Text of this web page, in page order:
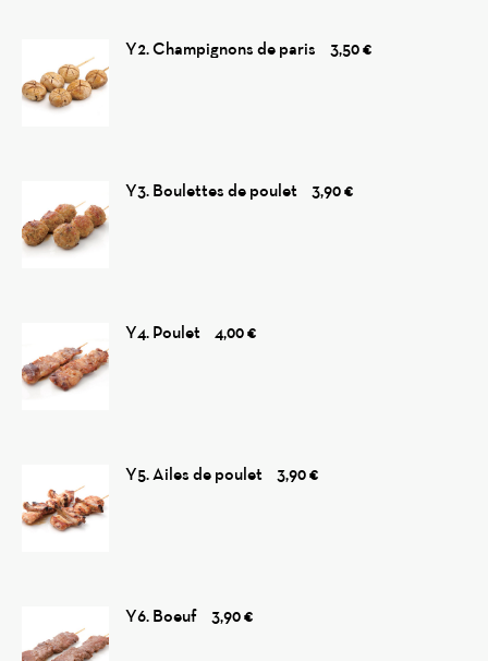
Y2. Champignons de paris 3,50 €
Y3. Boulettes de poulet 3,90 €
Y4. Poulet 4,00 €
Y5. Ailes de poulet 3,90 €
Y6. Boeuf 3,90 €